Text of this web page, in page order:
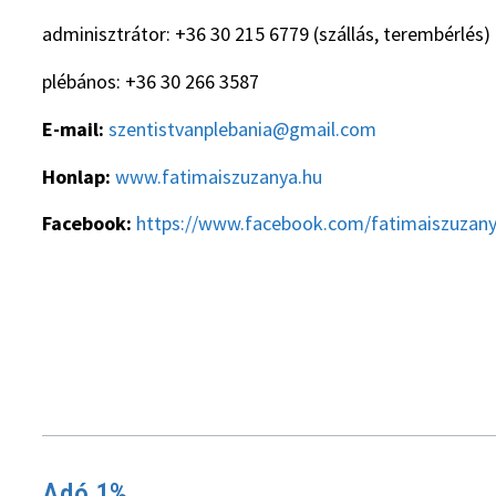
adminisztrátor: +36 30 215 6779 (szállás, terembérlés)
plébános: +36 30 266 3587
E-mail:szentistvanplebania@gmail.com
Honlap: www.fatimaiszuzanya.hu
Facebook: https://www.facebook.com/